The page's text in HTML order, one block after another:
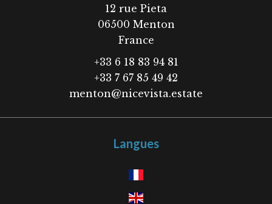
12 rue Pieta
06500 Menton
France
+33 6 18 83 94 81
+33 7 67 85 49 42
menton@nicevista.estate
Langues